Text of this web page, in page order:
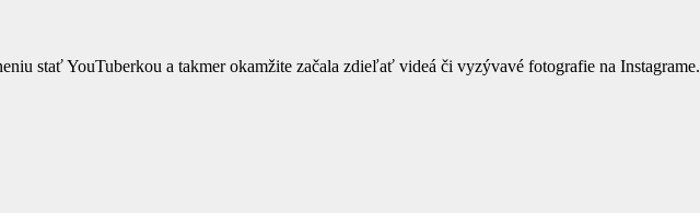
stať YouTuberkou a takmer okamžite začala zdieľať videá či vyzývavé fotografie na Instagrame.